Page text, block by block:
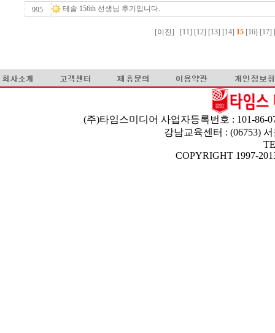
995
테솔 156th 선생님 후기입니다.
[이전] [11] [12] [13] [14] 15[16] [17]
(주)타임스미디어 사업자등록번호 : 101-86-
강남교육센터 : (06753)
COPYRIGHT 1997-